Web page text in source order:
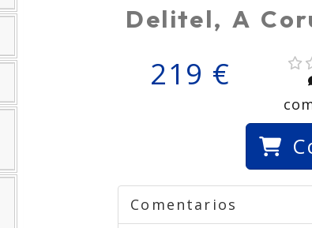
Delitel, A
219 €
Comentarios